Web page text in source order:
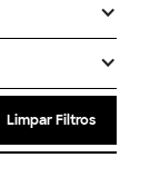
Limpar Filtros